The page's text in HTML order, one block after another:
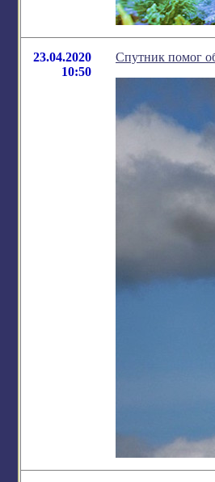
23.04.2020
10:50
Спутник помог